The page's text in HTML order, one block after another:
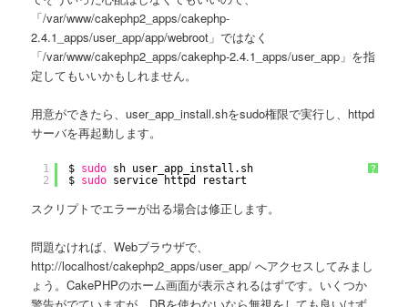
「/var/www/cakephp2_apps/cakephp-
2.4.1_apps/user_app/app/webroot」ではなく
「/var/www/cakephp2_apps/cakephp-2.4.1_apps/user_app」を指
定してもいいかもしれません。
用意ができたら、user_app_install.shをsudo権限で実行し、httpd
サーバを再起動します。
?
1
2
$ sudo sh user_app_install.sh
$ sudo service httpd restart
スクリプトでエラーが出る場合は修正します。
問題なければ、Webブラウザで、
http://localhost/cakephp2_apps/user_app/ へアクセスしてみまし
ょう。CakePHPのホーム画面が表示されるはずです。いくつか